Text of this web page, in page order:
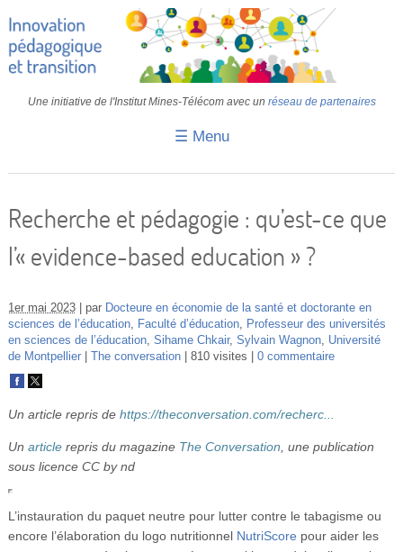
Une initiative de l'Institut Mines-Télécom avec un réseau de partenaires
☰ Menu
Retours d’expériences
IA
IMT
Vidéos
S’inscrire
Recherche et pédagogie : qu’est-ce que
l’« evidence-based education » ?
1er mai 2023 par Docteure en économie de la santé et doctorante en
sciences de l’éducation, Faculté d’éducation,
Professeur des universités
en sciences de l’éducation, Sihame Chkair, Sylvain Wagnon, Université
de Montpellier
The conversation 810 visites 0 commentaire
Un article repris de https://theconversation.com/recherc...
Un articlerepris du magazine The Conversation , une publication
sous licence CC by nd
L’instauration du paquet neutre pour lutter contre le tabagisme ou
encore l’élaboration du logo nutritionnel NutriScore pour aider les